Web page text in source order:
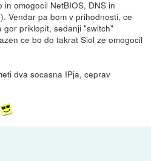
in omogocil NetBIOS, DNS in
Vendar pa bom v prihodnosti, ce
priklopit, sedanji "switch"
ce bo do takrat Siol ze omogocil
dva socasna IPja, ceprav